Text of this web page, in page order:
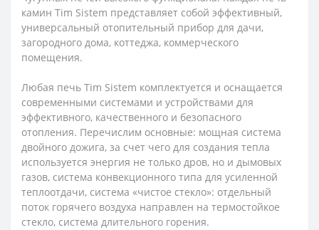
камин Tim Sistem представляет собой эффективный,
универсальный отопительный прибор для дачи,
загородного дома, коттеджа, коммерческого
помещения.
Любая печь Tim Sistem комплектуется и оснащается
современными системами и устройствами для
эффективного, качественного и безопасного
отопления. Перечислим основные: мощная система
двойного дожига, за счет чего для создания тепла
используется энергия не только дров, но и дымовых
газов, система конвекционного типа для усиленной
теплоотдачи, система «чистое стекло»: отдельный
поток горячего воздуха направлен на термостойкое
стекло, система длительного горения.